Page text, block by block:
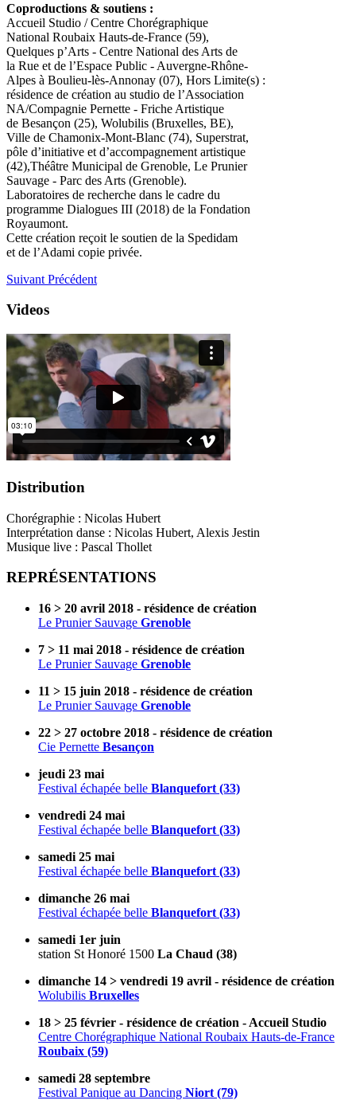
Coproductions & soutiens :
Accueil Studio / Centre Chorégraphique
National Roubaix Hauts-de-France (59),
Quelques p’Arts - Centre National des Arts de
la Rue et de l’Espace Public - Auvergne-Rhône-
Alpes à Boulieu-lès-Annonay (07), Hors Limite(s) :
résidence de création au studio de l’Association
NA/Compagnie Pernette - Friche Artistique
de Besançon (25), Wolubilis (Bruxelles, BE),
Ville de Chamonix-Mont-Blanc (74), Superstrat,
pôle d’initiative et d’accompagnement artistique
(42),Théâtre Municipal de Grenoble, Le Prunier
Sauvage - Parc des Arts (Grenoble).
Laboratoires de recherche dans le cadre du
programme Dialogues III (2018) de la Fondation
Royaumont.
Cette création reçoit le soutien de la Spedidam
et de l’Adami copie privée.
Suivant Précédent
Videos
Distribution
Chorégraphie : Nicolas Hubert
Interprétation danse : Nicolas Hubert, Alexis Jestin
Musique live : Pascal Thollet
REPRÉSENTATIONS
16 > 20 avril 2018 - résidence de création
Le Prunier Sauvage Grenoble
7 > 11 mai 2018 - résidence de création
Le Prunier Sauvage Grenoble
11 > 15 juin 2018 - résidence de création
Le Prunier Sauvage Grenoble
22 > 27 octobre 2018 - résidence de création
Cie Pernette Besançon
jeudi 23 mai
Festival échapée belle Blanquefort (33)
vendredi 24 mai
Festival échapée belle Blanquefort (33)
samedi 25 mai
Festival échapée belle Blanquefort (33)
dimanche 26 mai
Festival échapée belle Blanquefort (33)
samedi 1er juin
station St Honoré 1500 La Chaud (38)
dimanche 14 > vendredi 19 avril - résidence de création
Wolubilis Bruxelles
18 > 25 février - résidence de création - Accueil Studio
Centre Chorégraphique National Roubaix Hauts-de-France
Roubaix (59)
samedi 28 septembre
Festival Panique au Dancing Niort (79)